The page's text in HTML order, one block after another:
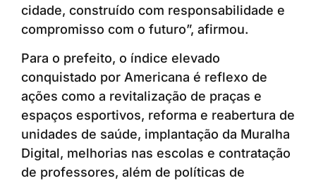
cidade, construído com responsabilidade e
compromisso com o futuro”, afirmou.
Para o prefeito, o índice elevado
conquistado por Americana é reflexo de
ações como a revitalização de praças e
espaços esportivos, reforma e reabertura de
unidades de saúde, implantação da Muralha
Digital, melhorias nas escolas e contratação
de professores, além de políticas de